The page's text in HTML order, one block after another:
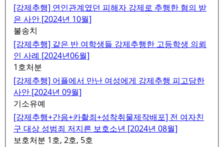
[강제추행] 연인관계였던 피해자 강제로 추행한 혐의 받
은 사안 [2024년 10월]
불송치
[강제추행] 같은 반 여학생들 강제추행한 고등학생 의뢰
인 사례 [2024년06월]
1호처분
[강제추행] 어플에서 만난 여성에게 강제추행 피고당한
사안 [2024년 09월]
기소유예
[강제추행+간음+카촬죄+성착취물제작배포] 전 여자친
구 대상 성범죄 저지른 보호소년 [2024년 08월]
보호처분 1호, 2호, 5호